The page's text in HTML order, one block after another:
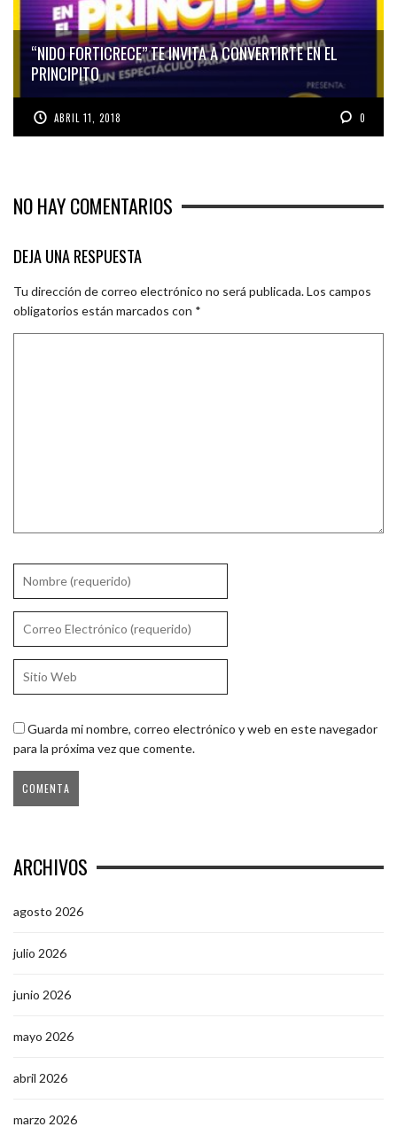
“NIDO FORTICRECE” TE INVITA A CONVERTIRTE EN EL
PRINCIPITO
ABRIL 11, 2018 0
NO HAY COMENTARIOS
DEJA UNA RESPUESTA
Tu dirección de correo electrónico no será publicada.Los campos
obligatorios están marcados con *
Guarda mi nombre, correo electrónico y web en este navegador
para la próxima vez que comente.
ARCHIVOS
agosto 2026
julio 2026
junio 2026
mayo 2026
abril 2026
marzo 2026